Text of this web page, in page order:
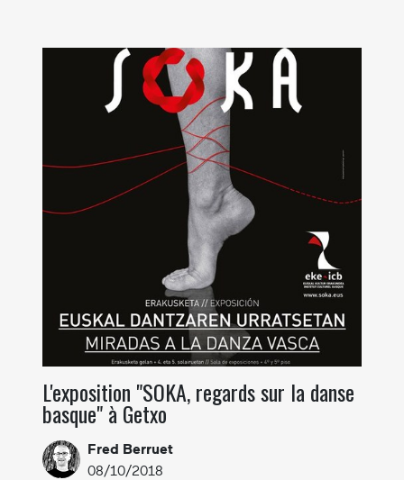
L'exposition "SOKA, regards sur la danse
basque" à Getxo
Fred Berruet
08/10/2018